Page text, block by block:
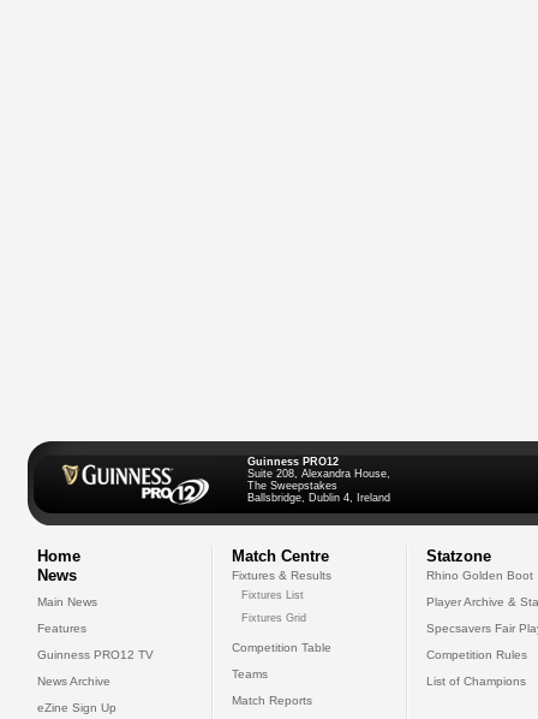
Guinness PRO12
Suite 208, Alexandra House,
The Sweepstakes
Ballsbridge, Dublin 4, Ireland
Home
News
Main News
Features
Guinness PRO12 TV
News Archive
eZine Sign Up
Match Centre
Fixtures & Results
Fixtures List
Fixtures Grid
Competition Table
Teams
Match Reports
Statzone
Rhino Golden Boot
Player Archive &
Specsavers Fair
Competition Rules
List of Champions